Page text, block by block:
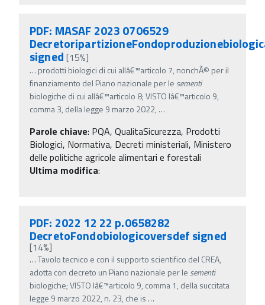
PDF: MASAF 2023 0706529
signed [15%]
… prodotti biologici di cui allâ€™articolo 7, nonchÃ© per il
finanziamento del Piano nazionale per le sementi
biologiche di cui allâ€™articolo 8; VISTO lâ€™articolo 9,
comma 3, della legge 9 marzo 2022, …
Parole chiave: PQA, QualitaSicurezza, Prodotti
Biologici, Normativa, Decreti ministeriali, Ministero
delle politiche agricole alimentari e forestali
Ultima modifica:
PDF: 2022 12 22 p.0658282
DecretoFondobiologicoversdef signed
[14%]
…Tavolo tecnico e con il supporto scientifico del CREA,
adotta con decreto un Piano nazionale per le sementi
biologiche; VISTO lâ€™articolo 9, comma 1, della succitata
legge 9 marzo 2022, n. 23, che is …